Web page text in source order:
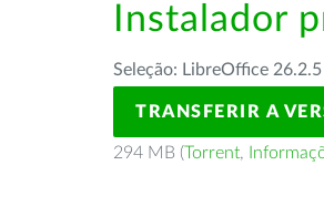
Instalador
Seleção: LibreOffice
TRANSFERIR A
294 MB (Torrent,